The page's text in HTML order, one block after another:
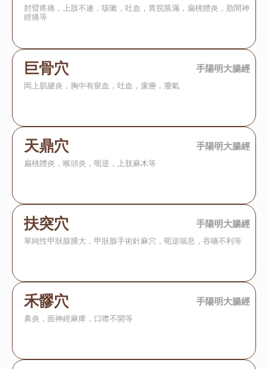
肘臂疼痛，上肢不遂，咳嗽，吐血，胃脘脹滿，扁桃體炎，肋間神
經痛等
巨骨穴 手陽明大腸經
岡上肌腱炎，胸中有瘀血，吐血，瘰癧，癭氣
天鼎穴 手陽明大腸經
扁桃體炎，喉頭炎，呃逆，上肢麻木等
扶突穴 手陽明大腸經
單純性甲狀腺腫大，甲狀腺手術針麻穴，呃逆喘息，吞嚥不利等
禾髎穴 手陽明大腸經
鼻炎，面神經麻痺，口噤不開等